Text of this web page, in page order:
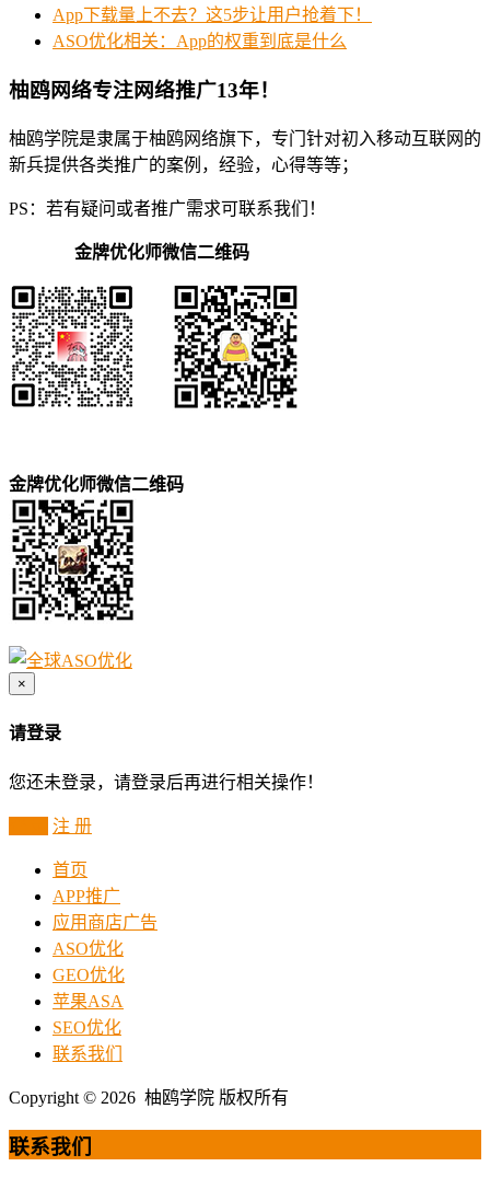
App下载量上不去？这5步让用户抢着下！
ASO优化相关：App的权重到底是什么
柚鸥网络专注网络推广13年！
柚鸥学院是隶属于柚鸥网络旗下，专门针对初入移动互联网的
新兵提供各类推广的案例，经验，心得等等；
PS：若有疑问或者推广需求可联系我们！
金牌优化师微信二维码
金牌优化师微信二维码
×
请登录
您还未登录，请登录后再进行相关操作！
注 册
首页
APP推广
应用商店广告
ASO优化
GEO优化
苹果ASA
SEO优化
联系我们
Copyright © 2026 柚鸥学院 版权所有
联系我们